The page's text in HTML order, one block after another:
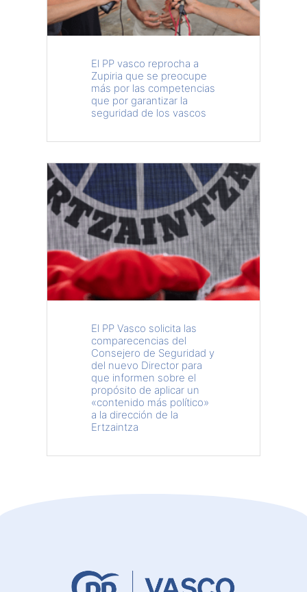
El PP vasco reprocha a
Zupiria que se preocupe
más por las competencias
que por garantizar la
seguridad de los vascos
El PP Vasco solicita las
comparecencias del
Consejero de Seguridad y
del nuevo Director para
que informen sobre el
propósito de aplicar un
«contenido más político»
a la dirección de la
Ertzaintza